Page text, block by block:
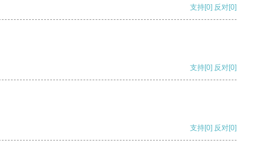
支持[0] 反对[0]
支持[0] 反对[0]
支持[0] 反对[0]